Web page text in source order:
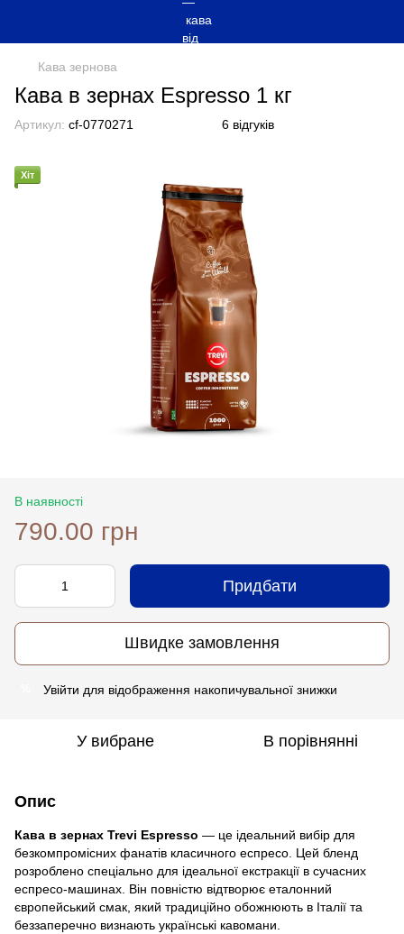
Кава зернова
Кава в зернах Espresso 1 кг
Артикул: cf-0770271 6 відгуків
Хіт
В наявності
790.00 грн
Придбати
Швидке замовлення
Увійти для відображення накопичувальної знижки
У вибране В порівнянні
Опис
Кава в зернах Trevi Espresso — це ідеальний вибір для
безкомпромісних фанатів класичного еспресо. Цей бленд
розроблено спеціально для ідеальної екстракції в сучасних
еспресо-машинах. Він повністю відтворює еталонний
європейський смак, який традиційно обожнюють в Італії та
беззаперечно визнають українські кавомани.